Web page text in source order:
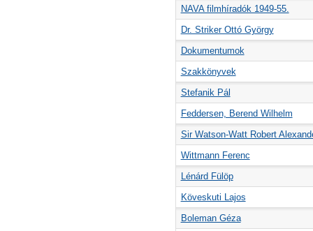
NAVA filmhíradók 1949-55.
Dr. Striker Ottó György
Dokumentumok
Szakkönyvek
Stefanik Pál
Feddersen, Berend Wilhelm
Sir Watson-Watt Robert
Wittmann Ferenc
Lénárd Fülöp
Köveskuti Lajos
Boleman Géza